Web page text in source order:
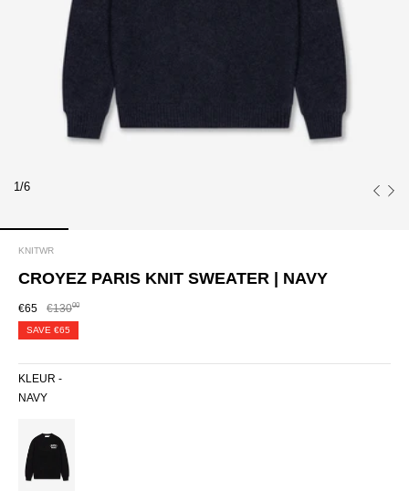
1/6
KNITWR
CROYEZ PARIS KNIT SWEATER | NAVY
€65 €13000
SAVE €65
KLEUR -
NAVY
BLACK